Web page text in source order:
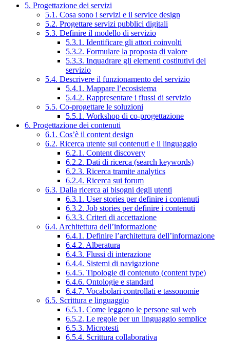
5. Progettazione dei servizi
5.1. Cosa sono i servizi e il service design
5.2. Progettare servizi pubblici digitali
5.3. Definire il modello di servizio
5.3.1. Identificare gli attori coinvolti
5.3.2. Formulare la proposta di valore
5.3.3. Inquadrare gli elementi costitutivi del
servizio
5.4. Descrivere il funzionamento del servizio
5.4.1. Mappare l’ecosistema
5.4.2. Rappresentare i flussi di servizio
5.5. Co-progettare le soluzioni
5.5.1. Workshop di co-progettazione
6. Progettazione dei contenuti
6.1. Cos’è il content design
6.2. Ricerca utente sui contenuti e il linguaggio
6.2.1. Content discovery
6.2.2. Dati di ricerca (search keywords)
6.2.3. Ricerca tramite analytics
6.2.4. Ricerca sui forum
6.3. Dalla ricerca ai bisogni degli utenti
6.3.1. User stories per definire i contenuti
6.3.2. Job stories per definire i contenuti
6.3.3. Criteri di accettazione
6.4. Architettura dell’informazione
6.4.1. Definire l’architettura dell’informazione
6.4.2. Alberatura
6.4.3. Flussi di interazione
6.4.4. Sistemi di navigazione
6.4.5. Tipologie di contenuto (content type)
6.4.6. Ontologie e standard
6.4.7. Vocabolari controllati e tassonomie
6.5. Scrittura e linguaggio
6.5.1. Come leggono le persone sul web
6.5.2. Le regole per un linguaggio semplice
6.5.3. Microtesti
6.5.4. Scrittura collaborativa